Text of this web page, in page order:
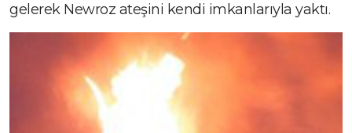
gelerek Newroz ateşini kendi imkanlarıyla yaktı.